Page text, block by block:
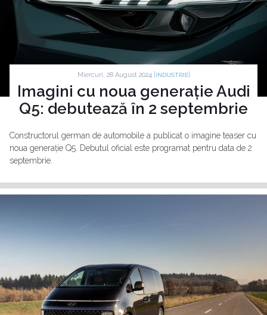
Miercuri, 28 August 2024 | INDUSTRIE|
Imagini cu noua generație Audi
Q5: debutează în 2 septembrie
Constructorul german de automobile a publicat o imagine teaser cu
noua generație Q5. Debutul oficial este programat pentru data de 2
septembrie.